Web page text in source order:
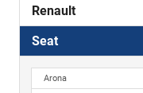
Renault
Seat
Arona